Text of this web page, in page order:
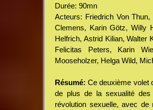
Durée: 90mn
Acteurs: Friedrich Von
Clemens, Karin Götz, Willy
Helfrich, Astrid Kilian, Walter
Felicitas Peters, Karin
Mooseholzer, Helga Wild,
Résumé: Ce deuxième volet
de plus de la sexualité des
révolution sexuelle, avec de